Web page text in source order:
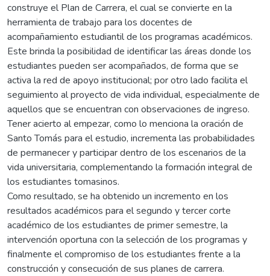
construye el Plan de Carrera, el cual se convierte en la
herramienta de trabajo para los docentes de
acompañamiento estudiantil de los programas académicos.
Este brinda la posibilidad de identificar las áreas donde los
estudiantes pueden ser acompañados, de forma que se
activa la red de apoyo institucional; por otro lado facilita el
seguimiento al proyecto de vida individual, especialmente de
aquellos que se encuentran con observaciones de ingreso.
Tener acierto al empezar, como lo menciona la oración de
Santo Tomás para el estudio, incrementa las probabilidades
de permanecer y participar dentro de los escenarios de la
vida universitaria, complementando la formación integral de
los estudiantes tomasinos.
Como resultado, se ha obtenido un incremento en los
resultados académicos para el segundo y tercer corte
académico de los estudiantes de primer semestre, la
intervención oportuna con la selección de los programas y
finalmente el compromiso de los estudiantes frente a la
construcción y consecución de sus planes de carrera.